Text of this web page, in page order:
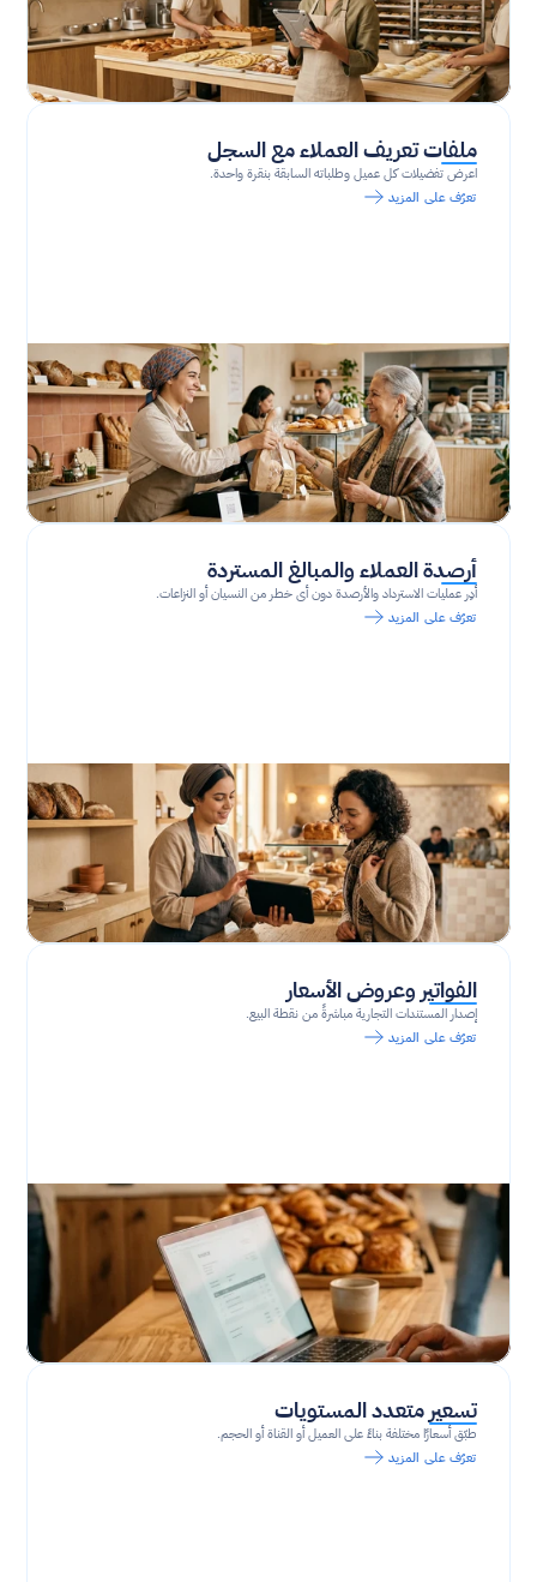
ملفات تعريف العملاء مع السجل
اعرض تفضيلات كل عميل وطلباته السابقة بنقرة واحدة.
تعرّف على المزيد
أرصدة العملاء والمبالغ المستردة
أدِر عمليات الاسترداد والأرصدة دون أي خطر من النسيان أو النزاعات.
تعرّف على المزيد
الفواتير وعروض الأسعار
إصدار المستندات التجارية مباشرةً من نقطة البيع.
تعرّف على المزيد
تسعير متعدد المستويات
طبّق أسعارًا مختلفة بناءً على العميل أو القناة أو الحجم.
تعرّف على المزيد